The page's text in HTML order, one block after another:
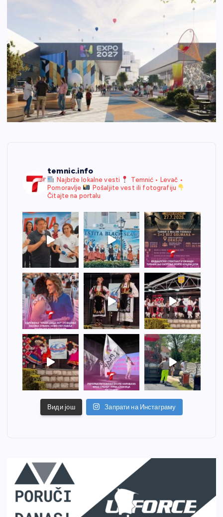
temnic.info
Najbrže lokalne vesti
Temnić • Levač •
Pomoravlje
Pošaljite vest ili fotografiju
Čitajte na portalu
Види још Запрати на Инстаграму